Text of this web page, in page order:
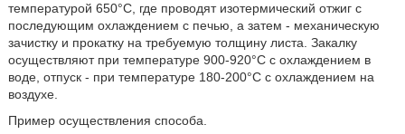
температурой 650°С, где проводят изотермический отжиг с
последующим охлаждением с печью, а затем - механическую
зачистку и прокатку на требуемую толщину листа. Закалку
осуществляют при температуре 900-920°С с охлаждением в
воде, отпуск - при температуре 180-200°С с охлаждением на
воздухе.
Пример осуществления способа.